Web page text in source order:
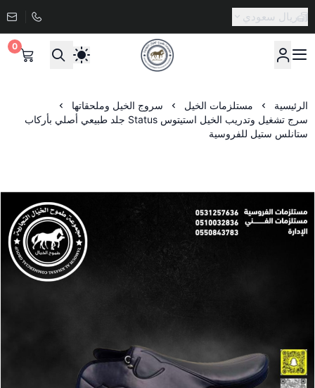
ريال سعودي
صيدلية طموح الخيال البيطرية
0
الرئيسية مستلزمات الخيل
سروج الخيل وملحقاتها
سرج تشغيل وتدريب الخيل استيتوس Status جلد طبيعي أصلي بأركاب
ستانلس ستيل للفروسية